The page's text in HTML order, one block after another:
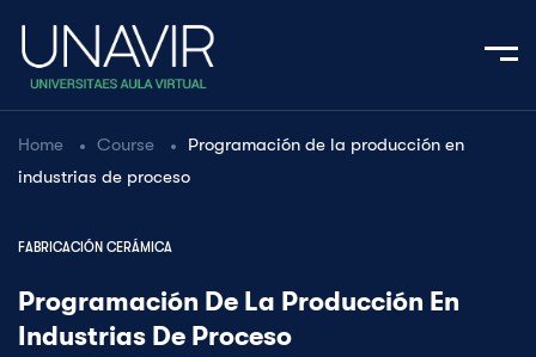
Home Course
Programación de la producción en
industrias de proceso
FABRICACIÓN CERÁMICA
Programación De La Producción En
Industrias De Proceso